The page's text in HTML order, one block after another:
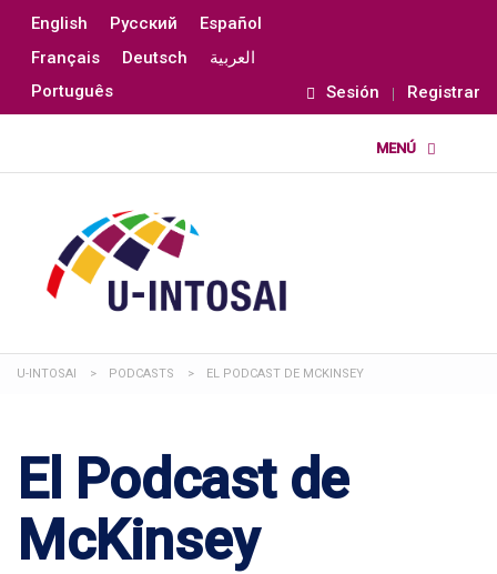
English Русский
Español
Français
Deutsch
العربية
Português
Sesión Registrar
U-INTOSAI > PODCASTS > EL PODCAST DE MCKINSEY
El Podcast de
McKinsey